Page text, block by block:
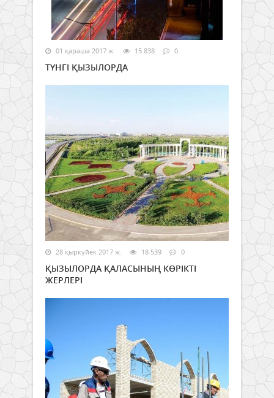
01 қараша 2017 ж. 15 838 0
ТҮНГІ ҚЫЗЫЛОРДА
28 қыркүйек 2017 ж. 18 539 0
ҚЫЗЫЛОРДА ҚАЛАСЫНЫҢ КӨРІКТІ
ЖЕРЛЕРІ